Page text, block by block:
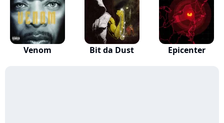
Venom Bit da Dust Epicenter